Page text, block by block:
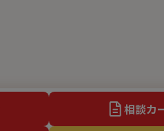
相談カ